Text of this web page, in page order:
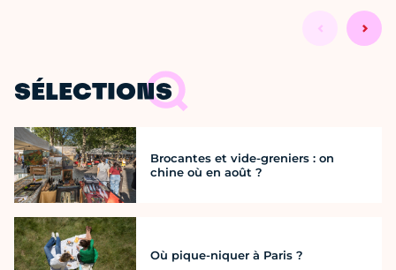
SÉLECTIONS
Brocantes et vide-greniers : on
chine où en août ?
Où pique-niquer à Paris ?